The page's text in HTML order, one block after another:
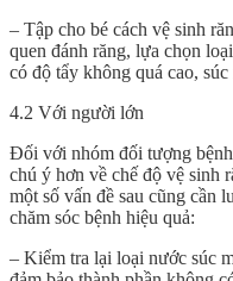
– Tập cho bé cách vệ sinh
quen đánh răng, lựa chọn
có độ tẩy không quá cao,
4.2 Với người lớn
Đối với nhóm đối tượng
chú ý hơn về chế độ vệ sinh
một số vấn đề sau cũng cần
chăm sóc bệnh hiệu quả:
– Kiểm tra lại loại nước súc